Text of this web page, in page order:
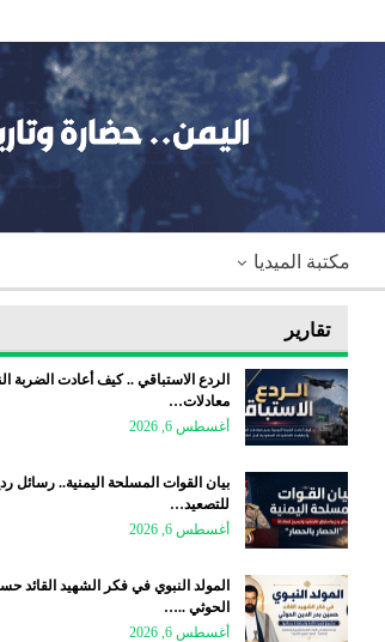
مكتبة الميديا
تقارير
الردع الاستباقي .. كيف أعادت الضربة
معادلات…
أغسطس 6, 2026
بيان القوات المسلحة اليمنية.. رسائل
للتصعيد…
أغسطس 6, 2026
المولد النبوي في فكر الشهيد القائد
الحوثي ..…
أغسطس 6, 2026